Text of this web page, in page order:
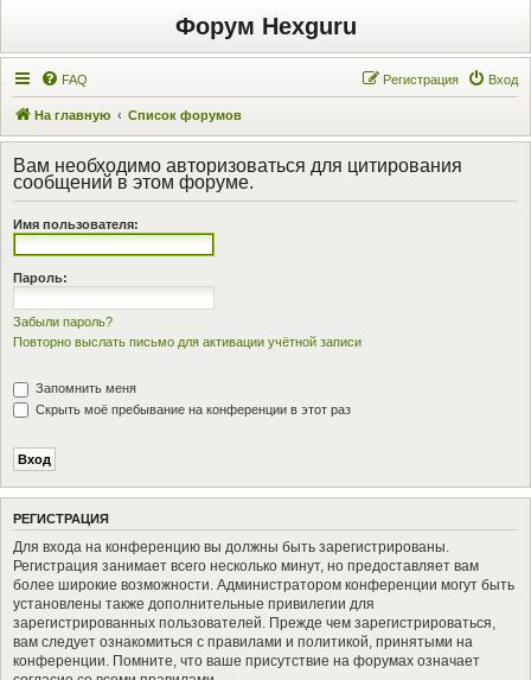
Форум Hexguru
FAQ Вход
Регистрация
На главную Список форумов
Вам необходимо авторизоваться для цитирования
сообщений в этом форуме.
Имя пользователя:
Пароль:
Забыли пароль?
Повторно выслать письмо для активации учётной записи
Запомнить меня
Скрыть моё пребывание на конференции в этот раз
РЕГИСТРАЦИЯ
Для входа на конференцию вы должны быть зарегистрированы.
Регистрация занимает всего несколько минут, но предоставляет вам
более широкие возможности. Администратором конференции могут быть
установлены также дополнительные привилегии для
зарегистрированных пользователей. Прежде чем зарегистрироваться,
вам следует ознакомиться с правилами и политикой, принятыми на
конференции. Помните, что ваше присутствие на форумах означает